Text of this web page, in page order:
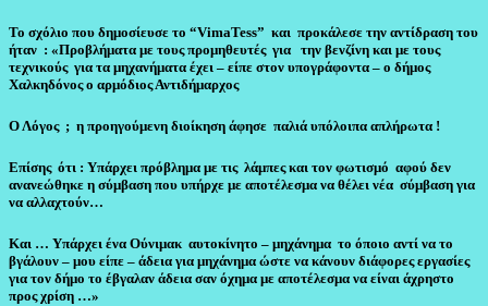
Το σχόλιο που δημοσίευσε το “VimaTess” και προκάλεσε την αντίδραση του
ήταν : «Προβλήματα με τους προμηθευτές για την βενζίνη και με τους
τεχνικούς για τα μηχανήματα έχει – είπε στον υπογράφοντα – ο δήμος
Χαλκηδόνος ο αρμόδιος Αντιδήμαρχος
Ο Λόγος ; η προηγούμενη διοίκηση άφησε παλιά υπόλοιπα απλήρωτα !
Επίσης ότι : Υπάρχει πρόβλημα με τις λάμπες και τον φωτισμό αφού δεν
ανανεώθηκε η σύμβαση που υπήρχε με αποτέλεσμα να θέλει νέα σύμβαση για
να αλλαχτούν…
Και … Υπάρχει ένα Ούνιμακ αυτοκίνητο – μηχάνημα το όποιο αντί να το
βγάλουν – μου είπε – άδεια για μηχάνημα ώστε να κάνουν διάφορες εργασίες
για τον δήμο το έβγαλαν άδεια σαν όχημα με αποτέλεσμα να είναι άχρηστο
προς χρίση …»